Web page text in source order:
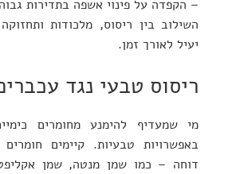
– הקפדה על פינוי אשפה בתדירות
השילוב בין ריסוס, מלכודות
יעיל לאורך זמן.
ריסוס טבעי נגד
מי שמעדיף להימנע מחומרים
באפשרויות טבעיות. קיימים
דוחה – כמו שמן מנטה, שמן